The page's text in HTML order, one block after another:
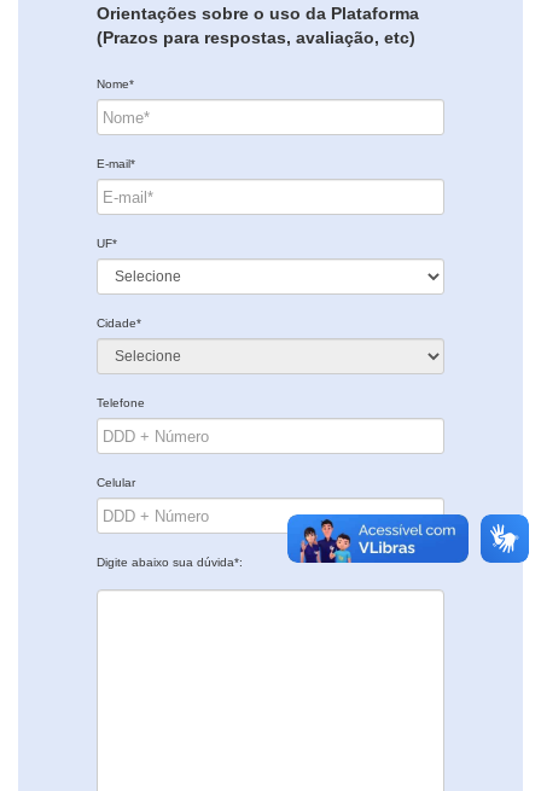
Orientações sobre o uso da Plataforma
(Prazos para respostas, avaliação, etc)
Nome*
E-mail*
UF*
Cidade*
Telefone
Celular
Digite abaixo sua dúvida*: